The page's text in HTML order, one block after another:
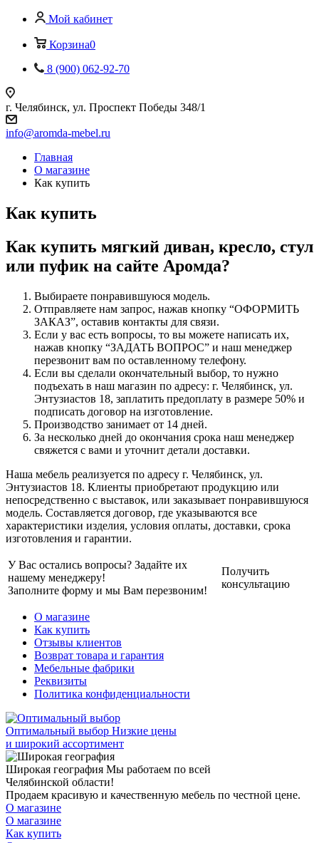
Мой кабинет
Корзина0
8 (900) 062-92-70
г. Челябинск, ул. Проспект Победы 348/1
info@aromda-mebel.ru
Главная
О магазине
Как купить
Как купить
Как купить мягкий диван, кресло, стул
или пуфик на сайте Аромда?
Выбираете понравившуюся модель.
Отправляете нам запрос, нажав кнопку “ОФОРМИТЬ
ЗАКАЗ”, оставив контакты для связи.
Если у вас есть вопросы, то вы можете написать их,
нажав кнопку “ЗАДАТЬ ВОПРОС” и наш менеджер
перезвонит вам по оставленному телефону.
Если вы сделали окончательный выбор, то нужно
подъехать в наш магазин по адресу: г. Челябинск, ул.
Энтузиастов 18, заплатить предоплату в размере 50% и
подписать договор на изготовление.
Производство занимает от 14 дней.
За несколько дней до окончания срока наш менеджер
свяжется с вами и уточнит детали доставки.
Наша мебель реализуется по адресу г. Челябинск, ул.
Энтузиастов 18. Клиенты приобретают продукцию или
непосредственно с выставок, или заказывает понравившуюся
модель. Составляется договор, где указываются все
характеристики изделия, условия оплаты, доставки, срока
изготовления и гарантии.
У Вас остались вопросы? Задайте их
нашему менеджеру!
Заполните форму и мы Вам перезвоним!
Получить
консультацию
О магазине
Как купить
Отзывы клиентов
Возврат товара и гарантия
Мебельные фабрики
Реквизиты
Политика конфиденциальности
Оптимальный выбор Низкие цены
и широкий ассортимент
Широкая география Мы работаем по всей
Челябинской области!
Продаем красивую и качественную мебель по честной цене.
О магазине
О магазине
Как купить